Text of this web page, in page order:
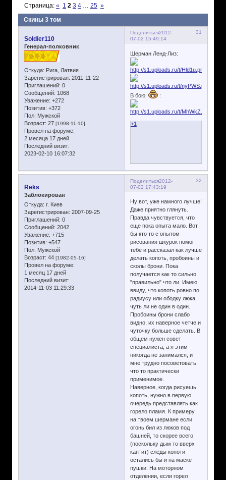
Скины 3 том
Страница: « 1 2 3 4 25 »
Поделиться 31
2012-
07-02 15:49:14
Soldier110
Генерал-полковник
Откуда: Рига, Латвия
Зарегистрирован: 2011-11-22
Приглашений: 0
Сообщений: 1068
Уважение: +272
Позитив: +372
Пол: Мужской
Возраст: 27 [1998-11-10]
Провел на форуме:
2 месяца 17 дней
Последний визит:
2023-02-10 16:07:32
Шерман Ленд-Лиз:
В бою :
+1
Поделиться 32
2012-
07-02 17:43:19
Reks
Заблокирован
Откуда: г. Киев
Зарегистрирован: 2007-09-25
Приглашений: 0
Сообщений: 2042
Уважение: +715
Позитив: +547
Пол: Мужской
Возраст: 44 [1982-05-16]
Провел на форуме:
1 месяц 17 дней
Последний визит:
2014-11-03 11:29:33
Ну вот, уже намного лучше!
Даже приятно глянуть.
Правда чувствуется, что
еще пока опыта мало. Вот
бы кто то с опытом
рисования шкурок помог
тебе и рассказал как лучше
делать копоть, пробоины и
сколы брони. Пока
получается как то сильно
"правильно" что ли. Имею
ввиду, что копоть ровно по
радиусу или ободку люка,
чуть ли не один в один.
Пробоины брони слабо
видно, их наверное четче и
чуточку больше сделать. В
общем нужен совет
специалиста, а я этим
никогда не занимался, и
мне трудно посоветовать
что то практически
применимое.
Наверное, когда рисуешь
копоть, нужно в первую
очередь представлять как
горело пламя. К примеру
на твоем шермане если
огонь бил из люков под
башней, то скорее всего
(поскольку дым то вверх
каптит) следы копоти
остались бы и на маске
пушки. На моторном
отделении, если горел